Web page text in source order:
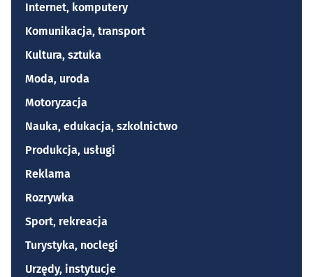
Internet, komputery
Komunikacja, transport
Kultura, sztuka
Moda, uroda
Motoryzacja
Nauka, edukacja, szkolnictwo
Produkcja, usługi
Reklama
Rozrywka
Sport, rekreacja
Turystyka, noclegi
Urzędy, instytucje